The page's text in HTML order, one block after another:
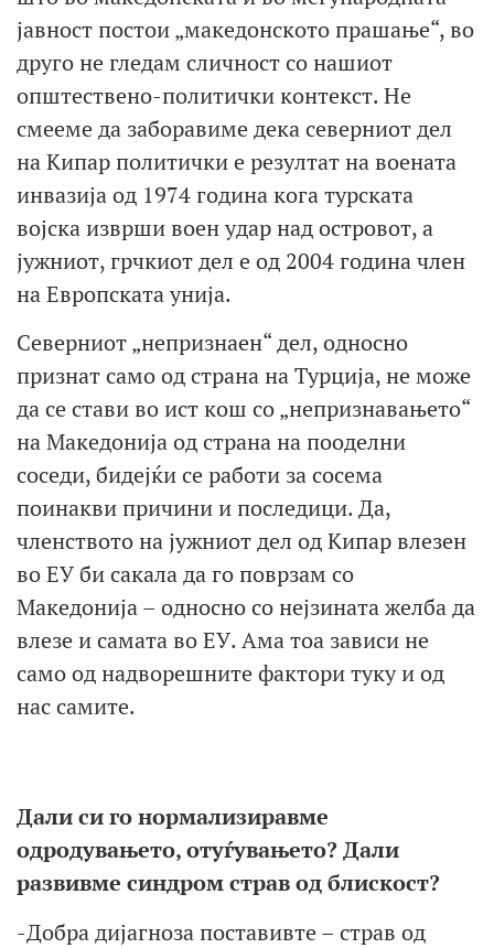
јавност постои „македонското прашање“, во
друго не гледам сличност со нашиот
општествено-политички контекст. Не
смееме да заборавиме дека северниот дел
на Кипар политички е резултат на воената
инвазија од 1974 година кога турската
војска изврши воен удар над островот, а
јужниот, грчкиот дел е од 2004 година член
на Европската унија.
Северниот „непризнаен“ дел, односно
признат само од страна на Турција, не може
да се стави во ист кош со „непризнавањето“
на Македонија од страна на пооделни
соседи, бидејќи се работи за сосема
поинакви причини и последици. Да,
членството на јужниот дел од Кипар влезен
во ЕУ би сакала да го поврзам со
Македонија – односно со нејзината желба да
влезе и самата во ЕУ. Ама тоа зависи не
само од надворешните фактори туку и од
нас самите.
Дали си го нормализиравме
одродувањето, отуѓувањето? Дали
развивме синдром страв од блискост?
-Добра дијагноза поставивте – страв од